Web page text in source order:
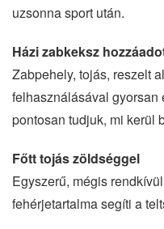
uzsonna sport után.
Házi zabkeksz
Zabpehely, tojás, reszelt
felhasználásával
pontosan tudjuk, mi kerül
Főtt tojás zöldséggel
Egyszerű, mégis
fehérjetartalma segíti a